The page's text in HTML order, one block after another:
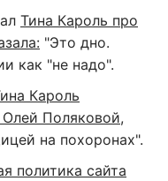
Тина Кароль про
"Это дно.
как "не надо".
Кароль
Олей Поляковой,
на похоронах".
политика сайта